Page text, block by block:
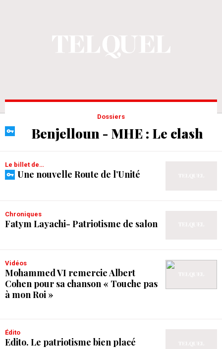
Dossiers
Benjelloun - MHE : Le clash
Le billet de…
Une nouvelle Route de l’Unité
Chroniques
Fatym Layachi- Patriotisme de salon
Vidéos
Mohammed VI remercie Albert
Cohen pour sa chanson « Touche pas
à mon Roi »
Édito
Edito. Le patriotisme bien placé